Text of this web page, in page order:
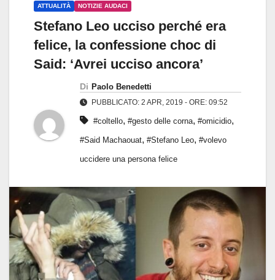
ATTUALITÀ NOTIZIE AUDACI
Stefano Leo ucciso perché era
felice, la confessione choc di
Said: ‘Avrei ucciso ancora’
Di Paolo Benedetti
PUBBLICATO: 2 APR, 2019 - ORE: 09:52
#coltello, #gesto delle corna, #omicidio,
#Said Machaouat, #Stefano Leo, #volevo
uccidere una persona felice